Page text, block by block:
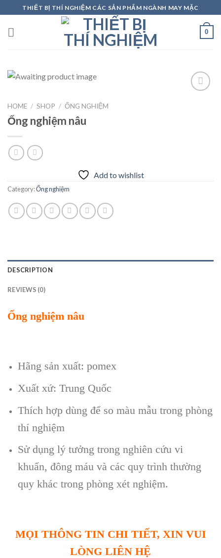
to
content
THIẾT BỊ THÍ NGHIỆM CÁC SẢN PHẨM NGÀNH MAY MẶC
0
HOME / SHOP / ỐNG NGHIỆM
Ống nghiệm nâu
Add to wishlist
Category:Ống nghiệm
DESCRIPTION
REVIEWS (0)
Ống nghiệm nâu
Hãng sản xuất: pomex
Xuất xứ: Trung Quốc
Thích hợp dùng để so màu mẫu trong phòng
thí nghiệm
Sử dụng lý tưởng trong nghiên cứu vi
khuẩn, đông máu và các quy trình thường
quy khác trong phòng xét nghiệm.
MỌI THÔNG TIN CHI TIẾT, XIN VUI
LÒNG LIÊN HỆ